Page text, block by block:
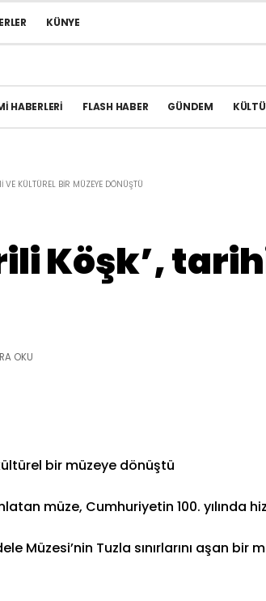
KÜNYE
HABERLERI FLASH HABER GÜNDEM
VE KÜLTÜREL BIR MÜZEYE DÖNÜŞTÜ
Köşk’,
bir müzeye dönüştü
müze, Cumhuriyetin 100. yılında
Müzesi’nin Tuzla sınırlarını aşan bir